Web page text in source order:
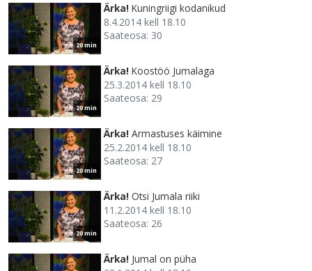
20 min
Ärka! Kuningriigi kodanikud
8.4.2014 kell 18.10
Saateosa: 30
20 min
Ärka! Koostöö Jumalaga
25.3.2014 kell 18.10
Saateosa: 29
20 min
Ärka! Armastuses käimine
25.2.2014 kell 18.10
Saateosa: 27
20 min
Ärka! Otsi Jumala riiki
11.2.2014 kell 18.10
Saateosa: 26
Ärka! Jumal on püha